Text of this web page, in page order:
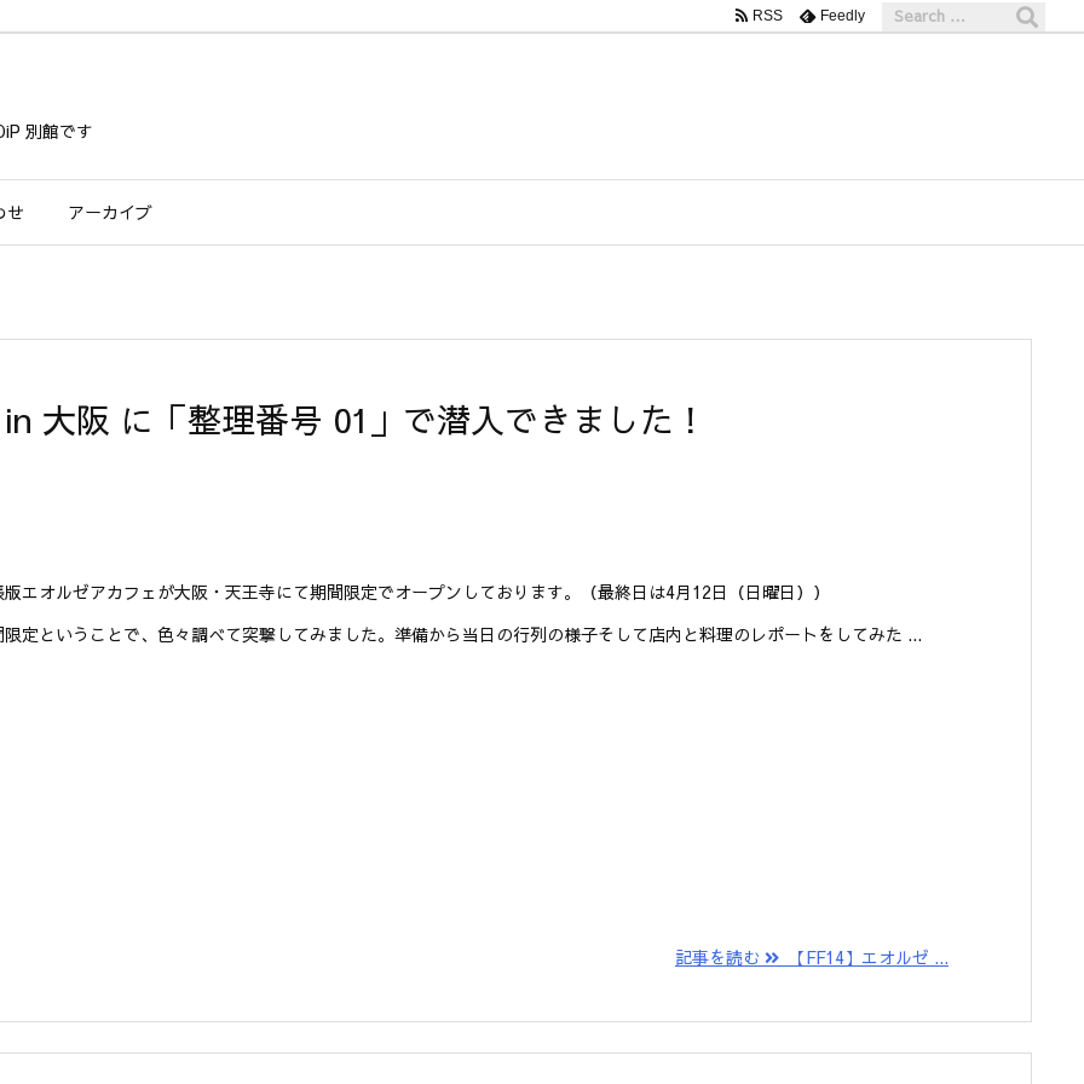
別館です
せ アーカイブ
RSS Feedly
大阪 に「整理番号 01」で潜入できました！
エオルゼアカフェが大阪・天王寺にて期間限定でオープンしております。（最終日は4月12日（日曜日））
限定ということで、色々調べて突撃してみました。準備から当日の行列の様子そして店内と料理のレポートをしてみた ...
記事を読む 【FF14】エオルゼ ...